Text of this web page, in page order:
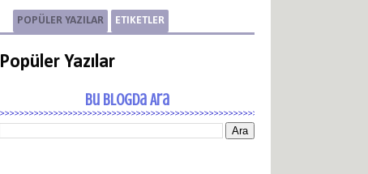
POPÜLER YAZILAR ETIKETLER
Popüler Yazılar
Bu Blogda Ara